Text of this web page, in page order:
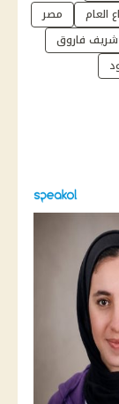
العام
مصر
شريف فاروق